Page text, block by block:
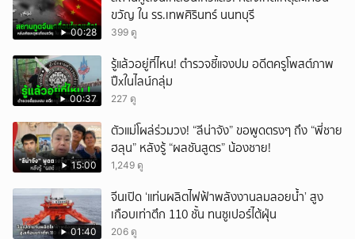
00:28
ขวัญ ใน รร.เทพศิรินทร์ นนทบุรี
399 ดู
00:37
รู้แล้วอยู่ที่ไหน! ตำรวจชี้แจงปม อดีตครูโพสต์ภาพ
ปืxในไลน์กลุ่ม
227 ดู
15:00
ตัวแม่โผล่ร่วมวง! “ลีน่าจัง” ขอพูดตรงๆ ถึง “พี่ชาย
ฮลุน” หลังรู้ “ผลชันสูตร” น้องชาย!
1,249 ดู
01:40
จีนเปิด ‘แท่นผลิตไฟฟ้าพลังงานลมลอยน้ำ’ สูง
เกือบเท่าตึก 110 ชั้น ทนซูเปอร์ไต้ฝุ่น
206 ดู